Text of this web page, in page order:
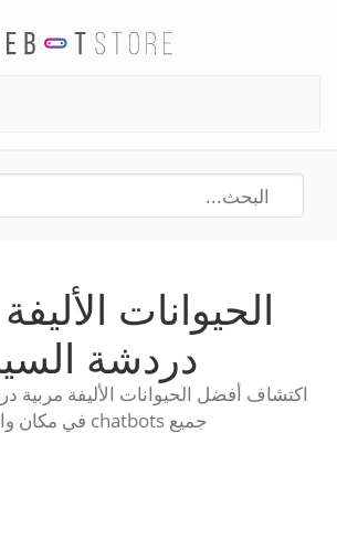
الحيوانات
دردشة
اكتشاف أفضل الحيوانات الأليفة مربية
جميع chatbots في مكان واحد!